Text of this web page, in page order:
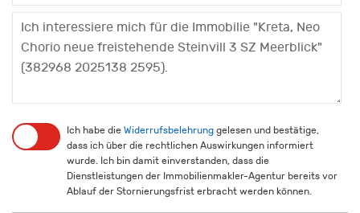
Ich habe die Widerrufsbelehrung gelesen und bestätige,
dass ich über die rechtlichen Auswirkungen informiert
wurde. Ich bin damit einverstanden, dass die
Dienstleistungen der Immobilienmakler-Agentur bereits vor
Ablauf der Stornierungsfrist erbracht werden können.